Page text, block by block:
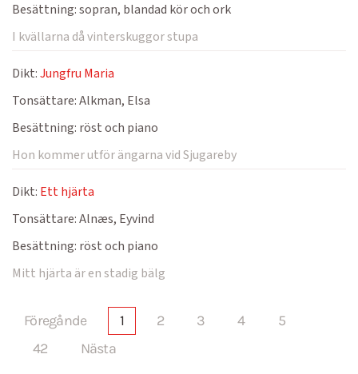
Besättning:sopran, blandad kör och ork
I kvällarna då vinterskuggor stupa
Dikt:Jungfru Maria
Tonsättare:Alkman, Elsa
Besättning: röst och piano
Hon kommer utför ängarna vid Sjugareby
Dikt: Ett hjärta
Tonsättare:Alnæs, Eyvind
Besättning: röst och piano
Mitt hjärta är en stadig bälg
Föregånde 1 2 3 4
5
42
Nästa